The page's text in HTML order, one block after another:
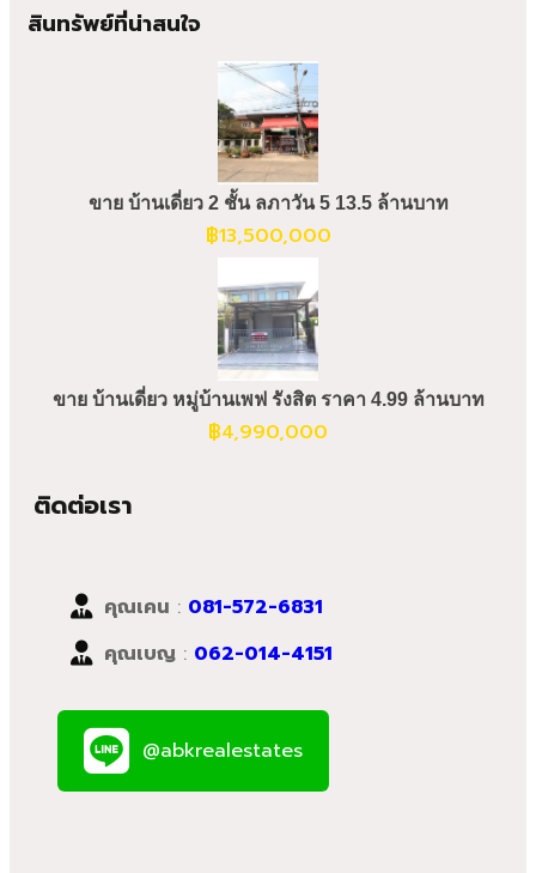
สินทรัพย์ที่น่าสนใจ
ขาย บ้านเดี่ยว 2 ชั้น ลภาวัน 5 13.5 ล้านบาท
฿13,500,000
ขาย บ้านเดี่ยว หมู่บ้านเพฟ รังสิต ราคา 4.99 ล้านบาท
฿4,990,000
ติดต่อเรา
คุณเคน : 081-572-6831
คุณเบญ : 062-014-4151
@abkrealestates